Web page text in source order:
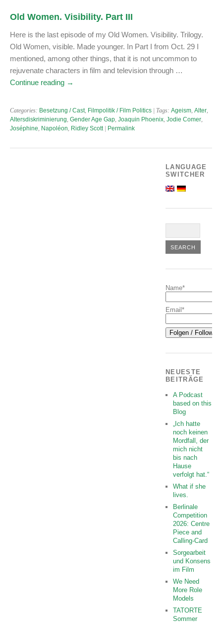
Old Women. Visibility. Part III
Here is the last episode of my Old Women. Visibility. Trilogy.
Old Women, visible. Made younger. In Part I from Oct. 29 I
mentioned, among other things, that it is not uncommon to
rejuvenate characters in film and television through …
Continue reading →
Categories: Besetzung / Cast, Filmpolitik / Film Politics | Tags: Ageism, Alter,
Altersdiskriminierung, Gender Age Gap, Joaquin Phoenix, Jodie Comer,
Joséphine, Napoléon, Ridley Scott| Permalink
LANGUAGE
SWITCHER
Name*
Email*
NEUESTE
BEITRÄGE
A Podcast
based on this
Blog
„Ich hatte
noch keinen
Mordfall, der
mich nicht
bis nach
Hause
verfolgt hat.“
What if she
lives.
Berlinale
Competition
2026: Centre
Piece and
Calling-Card
Sorgearbeit
und Konsens
im Film
We Need
More Role
Models
TATORTE
Sommer